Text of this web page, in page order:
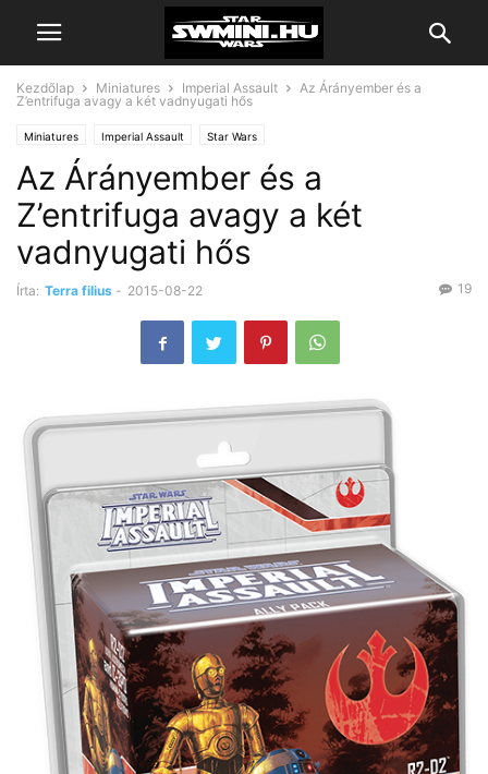
Kezdőlap Miniatures Imperial Assault
Az Árányember és a
Z’entrifuga avagy a két vadnyugati hős
Miniatures Imperial Assault Star Wars
Az Árányember és a
Z’entrifuga avagy a két
vadnyugati hős
Írta: Terra filius - 2015-08-22 19